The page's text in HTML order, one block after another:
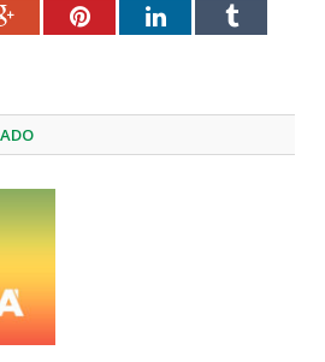
Google+PinterestLinkedInTumblr